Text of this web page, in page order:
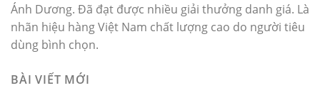
Ánh Dương. Đã đạt được nhiều giải thưởng danh giá. Là
nhãn hiệu hàng Việt Nam chất lượng cao do người tiêu
dùng bình chọn.
BÀI VIẾT MỚI